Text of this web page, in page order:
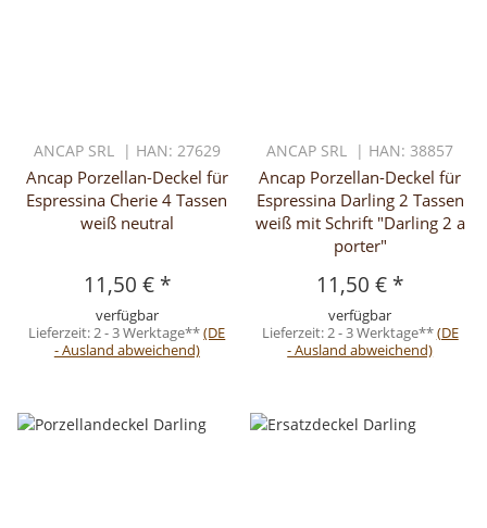
ANCAP SRL | HAN: 27629
Ancap Porzellan-Deckel für
Espressina Cherie 4 Tassen
weiß neutral
11,50 € *
verfügbar
Lieferzeit:2 - 3 Werktage**(DE
- Ausland abweichend)
ANCAP SRL | HAN: 38857
Ancap Porzellan-Deckel für
Espressina Darling 2 Tassen
weiß mit Schrift "Darling 2 a
porter"
11,50 € *
verfügbar
Lieferzeit:2 - 3 Werktage**(DE
- Ausland abweichend)